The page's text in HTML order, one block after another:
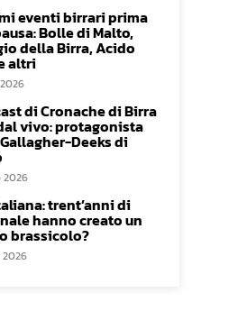
eventi birrari prima
Bolle di Malto,
della Birra, Acido
altri
di Cronache di Birra
vivo: protagonista
Deeks di
2026
trent’anni di
hanno creato un
brassicolo?